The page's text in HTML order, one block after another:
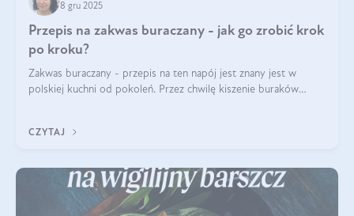
8 gru 2025
Przepis na zakwas buraczany - jak go zrobić krok
po kroku?
Zakwas buraczany - przepis na ten napój jest znany jest w
polskiej kuchni od pokoleń. Przez chwilę kiszenie buraków
CZYTAJ